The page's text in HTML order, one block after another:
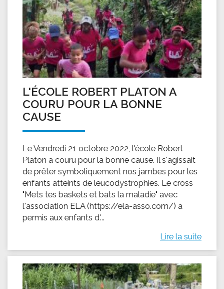
L'ÉCOLE ROBERT PLATON A
COURU POUR LA BONNE
CAUSE
Le Vendredi 21 octobre 2022, l'école Robert
Platon a couru pour la bonne cause. Il s'agissait
de prêter symboliquement nos jambes pour les
enfants atteints de leucodystrophies. Le cross
"Mets tes baskets et bats la maladie" avec
l'association ELA (https://ela-asso.com/) a
permis aux enfants d'...
Lire la suite